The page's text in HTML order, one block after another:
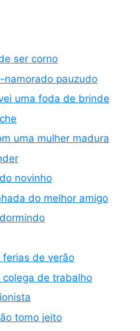
ser corno
namorado pauzudo
uma foda de brinde
uma mulher madura
novinho
do melhor amigo
ferias de verão
colega de trabalho
tomo jeito